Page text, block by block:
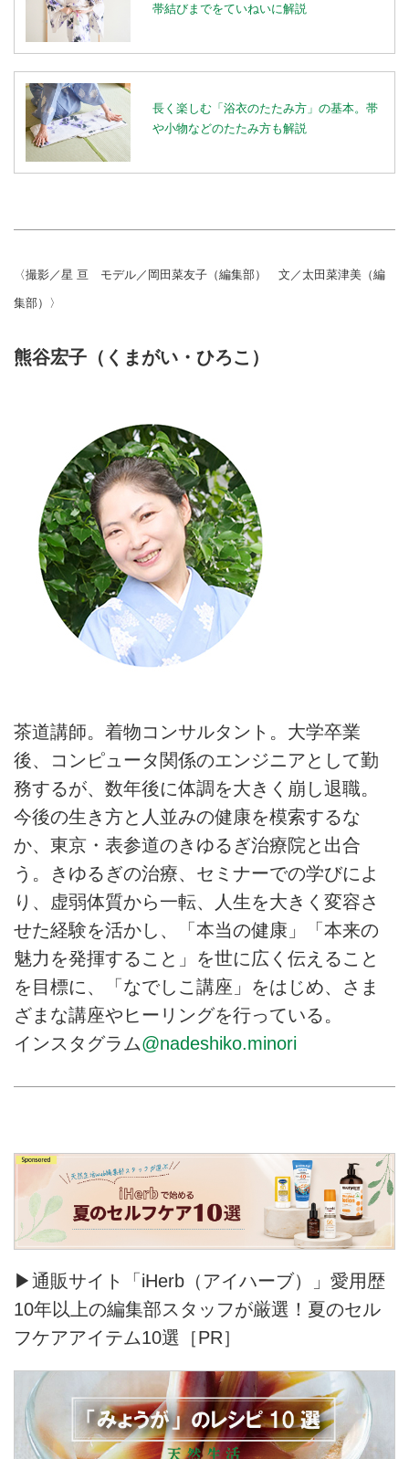
帯結びまでをていねいに解説
長く楽しむ「浴衣のたたみ方」の基本。帯
や小物などのたたみ方も解説
〈撮影／星 亘 モデル／岡田菜友子（編集部） 文／太田菜津美（編
集部）〉
熊谷宏子（くまがい・ひろこ）
茶道講師。着物コンサルタント。大学卒業
後、コンピュータ関係のエンジニアとして勤
務するが、数年後に体調を大きく崩し退職。
今後の生き方と人並みの健康を模索するな
か、東京・表参道のきゆるぎ治療院と出合
う。きゆるぎの治療、セミナーでの学びによ
り、虚弱体質から一転、人生を大きく変容さ
せた経験を活かし、「本当の健康」「本来の
魅力を発揮すること」を世に広く伝えること
を目標に、「なでしこ講座」をはじめ、さま
ざまな講座やヒーリングを行っている。
インスタグラム@nadeshiko.minori
▶通販サイト「iHerb（アイハーブ）」愛用歴
10年以上の編集部スタッフが厳選！夏のセル
フケアアイテム10選［PR］